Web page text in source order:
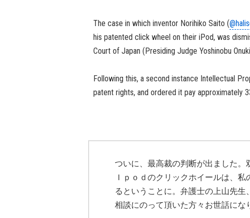
The case in which inventor Norihiko Saito (
his patented click wheel on their iPod, was
Court of Japan (Presiding Judge Yoshinobu
Following this, a second instance Intellectual
patent rights, and ordered it pay approximately
ついに、最高裁の判断が出ました。
Ｉｐｏｄのクリックホイールは、
るということに。弁護士の上山先
相談にのって頂いた方々お世話にな